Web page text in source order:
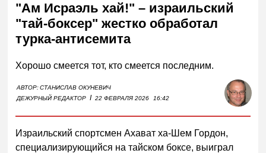
"Ам Исраэль хай!" – израильский
"тай-боксер" жестко обработал
турка-антисемита
Хорошо смеется тот, кто смеется последним.
АВТОР:СТАНИСЛАВ ОКУНЕВИЧ
ДЕЖУРНЫЙ РЕДАКТОР I 22 ФЕВРАЛЯ 2026 16:42
Израильский спортсмен Ахават ха-Шем Гордон,
специализирующийся на тайском боксе, выиграл